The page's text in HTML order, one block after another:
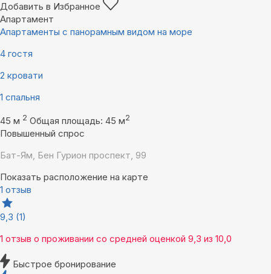
Добавить в Избранное
Апартамент
Апартаменты с панорамным видом на море
4 гостя
2 кровати
1 спальня
45 м 2 Общая площадь: 45 м2
Повышенный спрос
Бат-Ям, Бен Гурион проспект, 99
Показать расположение на карте
1 отзыв
9,3 (1)
1 отзыв о проживании со средней оценкой 9,3 из 10,0
Быстрое бронирование